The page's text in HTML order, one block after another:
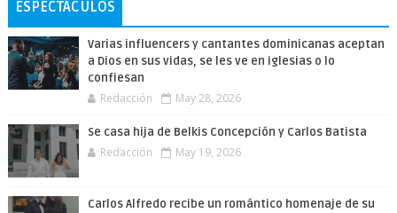
ESPECTÁCULOS
Varias influencers y cantantes dominicanas aceptan
a Dios en sus vidas, se les ve en iglesias o lo
confiesan
Redacción May 28, 2026
Se casa hija de Belkis Concepción y Carlos Batista
Redacción May 19, 2026
Carlos Alfredo recibe un romántico homenaje de su